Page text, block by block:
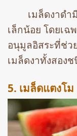
เมล็ดงาดำ
เล็กน้อย โดยเฉ
อนุมูลอิสระที่ช่ว
เมล็ดงาทั้งสอง
5. เมล็ดแตงโม